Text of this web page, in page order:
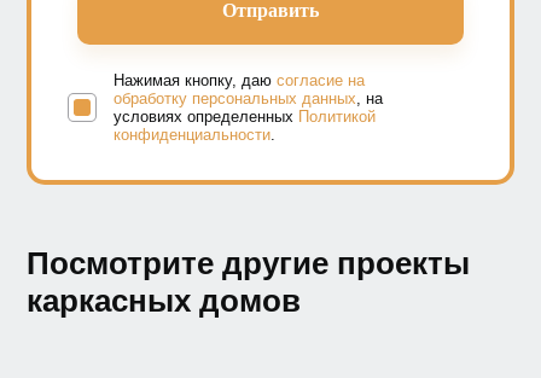
Нажимая кнопку, даюсогласие на
обработку персональных данных , на
условиях определенных Политикой
конфиденциальности
Посмотрите другие проекты
каркасных домов